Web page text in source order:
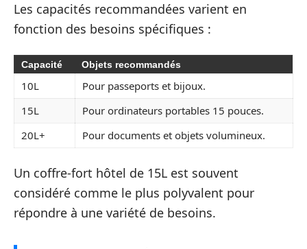
Les capacités recommandées varient en
fonction des besoins spécifiques :
Capacité Objets recommandés
10L
Pour passeports et bijoux.
15L
Pour ordinateurs portables 15 pouces.
20L+
Pour documents et objets volumineux.
Un coffre-fort hôtel de 15L est souvent
considéré comme le plus polyvalent pour
répondre à une variété de besoins.